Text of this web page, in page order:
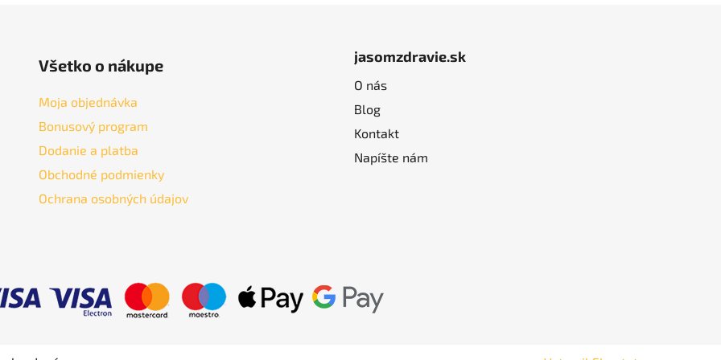
Všetko o nákupe
Moja objednávka
Bonusový program
Dodanie a platba
Obchodné podmienky
Ochrana osobných údajov
jasomzdravie.sk
O nás
Blog
Kontakt
Napíšte nám